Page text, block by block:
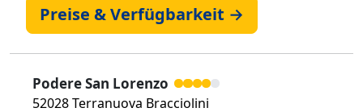
Preise & Verfügbarkeit →
Podere San Lorenzo
52028 Terranuova Bracciolini